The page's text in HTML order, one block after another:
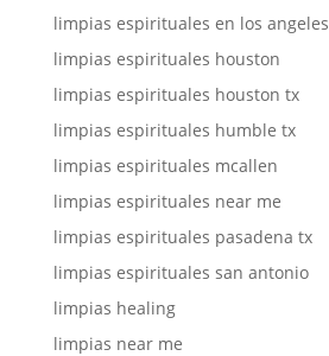
limpias espirituales en los angeles
limpias espirituales houston
limpias espirituales houston tx
limpias espirituales humble tx
limpias espirituales mcallen
limpias espirituales near me
limpias espirituales pasadena tx
limpias espirituales san antonio
limpias healing
limpias near me